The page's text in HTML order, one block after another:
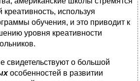
креативность, используя
обучения, и это приводит к
уровня креативности
свидетельствуют о большой
особенностей в развитии